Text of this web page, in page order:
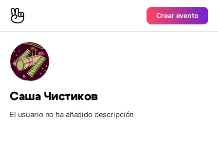
Crear evento
Саша Чистиков
El usuario no ha añadido descripción